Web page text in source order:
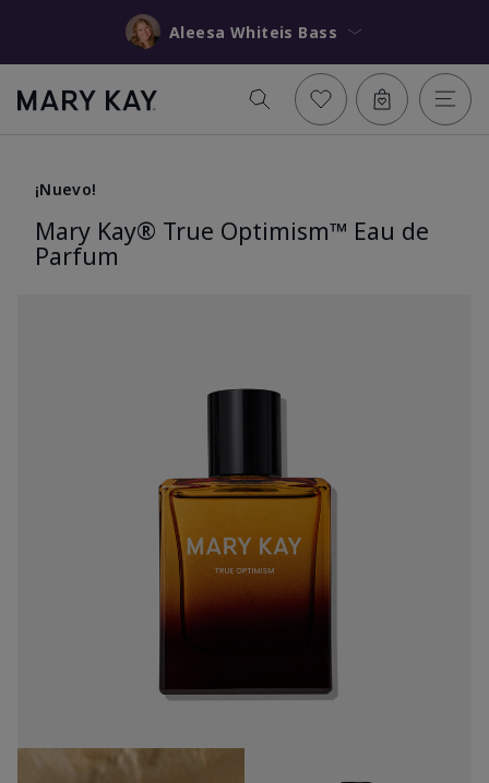
Aleesa Whiteis Bass
¡Nuevo!
Mary Kay® True Optimism™ Eau de
Parfum